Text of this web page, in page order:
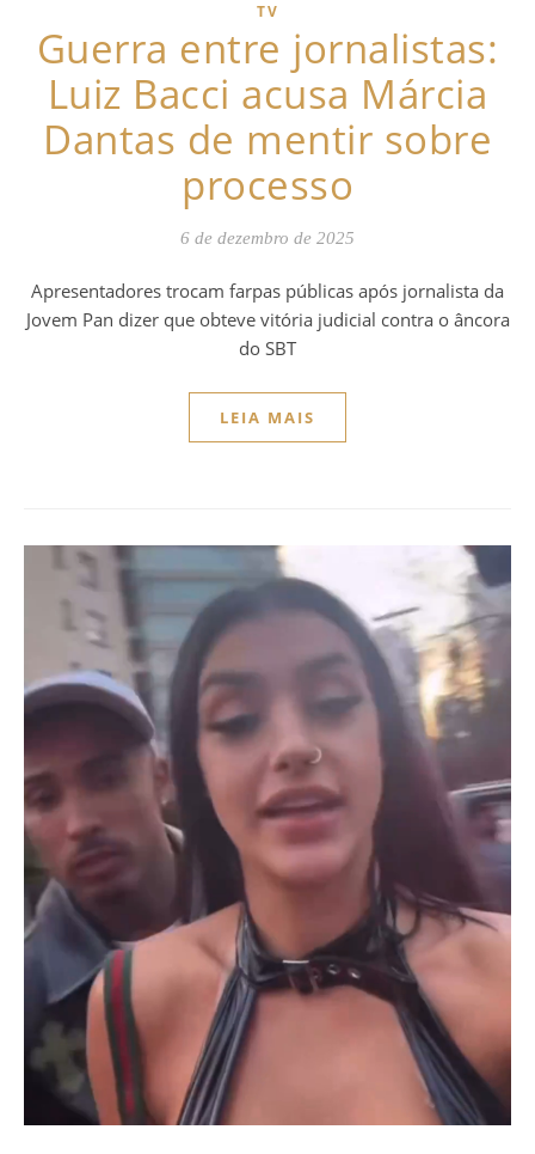
TV
Guerra entre jornalistas:
Luiz Bacci acusa Márcia
Dantas de mentir sobre
processo
6 de dezembro de 2025
Apresentadores trocam farpas públicas após jornalista da
Jovem Pan dizer que obteve vitória judicial contra o âncora
do SBT
LEIA MAIS